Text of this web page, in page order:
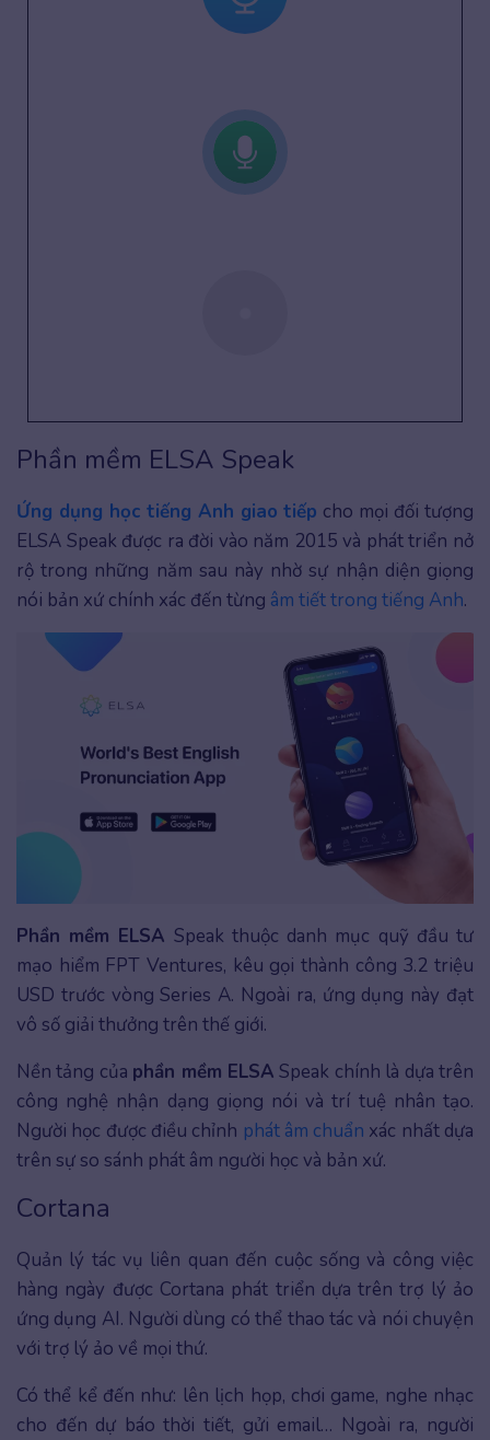
Phần mềm ELSA Speak
Ứng dụng học tiếng Anh giao tiếp cho mọi đối tượng
ELSA Speak được ra đời vào năm 2015 và phát triển nở
rộ trong những năm sau này nhờ sự nhận diện giọng
nói bản xứ chính xác đến từng âm tiết trong tiếng Anh.
Phần mềm ELSA Speak thuộc danh mục quỹ đầu tư
mạo hiểm FPT Ventures, kêu gọi thành công 3.2 triệu
USD trước vòng Series A. Ngoài ra, ứng dụng này đạt
vô số giải thưởng trên thế giới.
Nền tảng của phần mềm ELSA Speak chính là dựa trên
công nghệ nhận dạng giọng nói và trí tuệ nhân tạo.
Người học được điều chỉnh phát âm chuẩn xác nhất dựa
trên sự so sánh phát âm người học và bản xứ.
Cortana
Quản lý tác vụ liên quan đến cuộc sống và công việc
hàng ngày được Cortana phát triển dựa trên trợ lý ảo
ứng dụng AI. Người dùng có thể thao tác và nói chuyện
với trợ lý ảo về mọi thứ.
Có thể kể đến như: lên lịch họp, chơi game, nghe nhạc
cho đến dự báo thời tiết, gửi email… Ngoài ra, người